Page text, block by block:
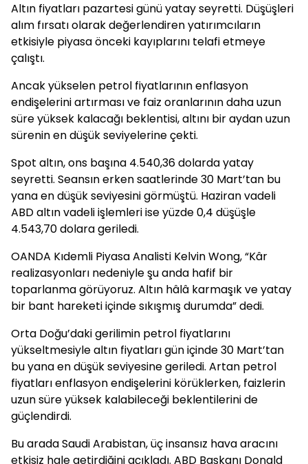
Altın fiyatları pazartesi günü yatay seyretti. Düşüşleri
alım fırsatı olarak değerlendiren yatırımcıların
etkisiyle piyasa önceki kayıplarını telafi etmeye
çalıştı.
Ancak yükselen petrol fiyatlarının enflasyon
endişelerini artırması ve faiz oranlarının daha uzun
süre yüksek kalacağı beklentisi, altını bir aydan uzun
sürenin en düşük seviyelerine çekti.
Spot altın, ons başına 4.540,36 dolarda yatay
seyretti. Seansın erken saatlerinde 30 Mart’tan bu
yana en düşük seviyesini görmüştü. Haziran vadeli
ABD altın vadeli işlemleri ise yüzde 0,4 düşüşle
4.543,70 dolara geriledi.
OANDA Kıdemli Piyasa Analisti Kelvin Wong, “Kâr
realizasyonları nedeniyle şu anda hafif bir
toparlanma görüyoruz. Altın hâlâ karmaşık ve yatay
bir bant hareketi içinde sıkışmış durumda” dedi.
Orta Doğu’daki gerilimin petrol fiyatlarını
yükseltmesiyle altın fiyatları gün içinde 30 Mart’tan
bu yana en düşük seviyesine geriledi. Artan petrol
fiyatları enflasyon endişelerini körüklerken, faizlerin
uzun süre yüksek kalabileceği beklentilerini de
güçlendirdi.
Bu arada Saudi Arabistan, üç insansız hava aracını
etkisiz hale getirdiğini açıkladı. ABD Başkanı Donald